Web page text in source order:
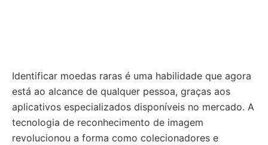
Identificar moedas raras é uma habilidade que agora
está ao alcance de qualquer pessoa, graças aos
aplicativos especializados disponíveis no mercado. A
tecnologia de reconhecimento de imagem
revolucionou a forma como colecionadores e